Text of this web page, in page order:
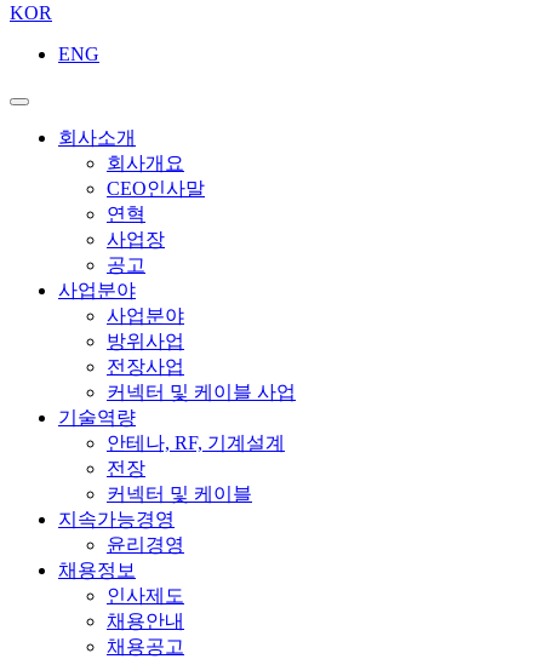
KOR
ENG
회사소개
회사개요
CEO인사말
연혁
사업장
공고
사업분야
사업분야
방위사업
전장사업
커넥터 및 케이블 사업
기술역량
안테나, RF, 기계설계
전장
커넥터 및 케이블
지속가능경영
윤리경영
채용정보
인사제도
채용안내
채용공고